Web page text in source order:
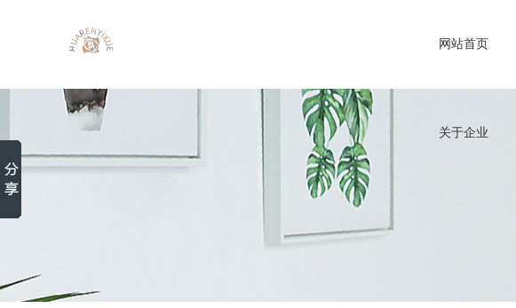
网站首页
关于企业